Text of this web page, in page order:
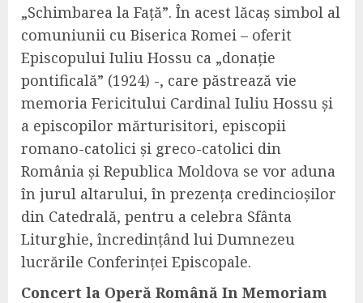
„Schimbarea la Față”. În acest lăcaș simbol al
comuniunii cu Biserica Romei – oferit
Episcopului Iuliu Hossu ca „donație
pontificală” (1924) -, care păstrează vie
memoria Fericitului Cardinal Iuliu Hossu și
a episcopilor mărturisitori, episcopii
romano-catolici și greco-catolici din
România și Republica Moldova se vor aduna
în jurul altarului, în prezența credincioșilor
din Catedrală, pentru a celebra Sfânta
Liturghie, încredințând lui Dumnezeu
lucrările Conferinței Episcopale.
Concert la Operă Română In Memoriam